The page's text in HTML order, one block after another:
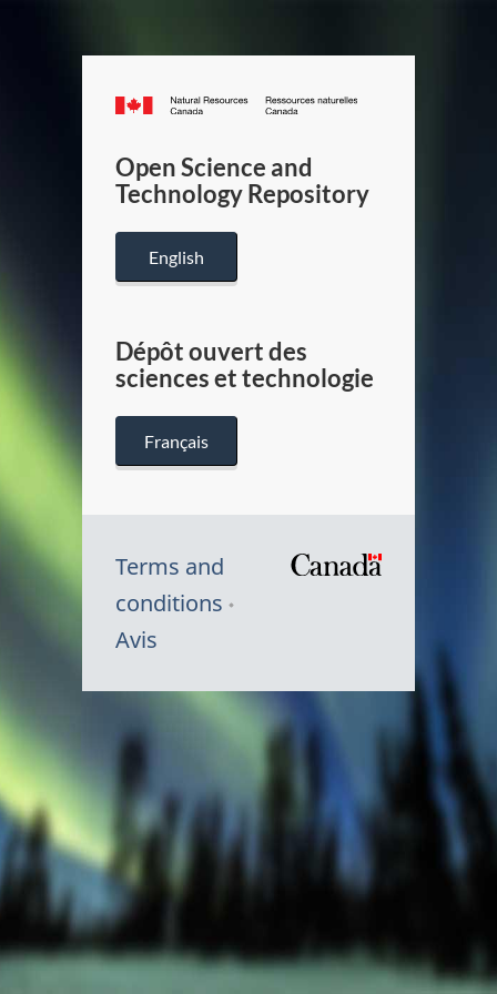
Canada.ca
/
Canada
Open Science and
Technology Repository
English
Dépôt ouvert des
sciences et technologie
Français
Terms and
conditions
Avis
Canada